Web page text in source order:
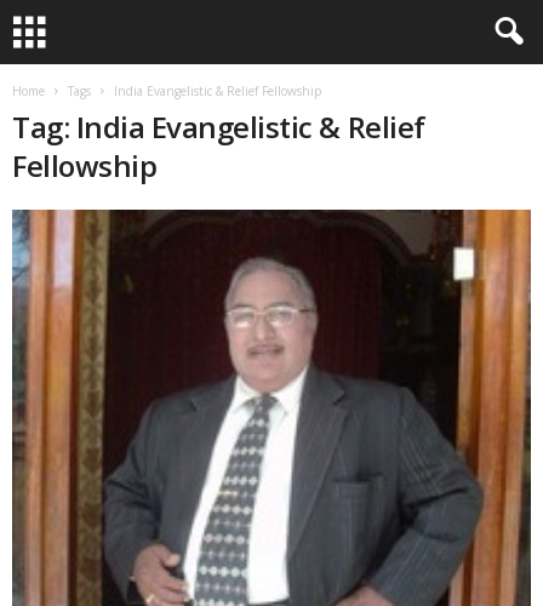
Home Tags India Evangelistic & Relief Fellowship
Tag: India Evangelistic & Relief
Fellowship